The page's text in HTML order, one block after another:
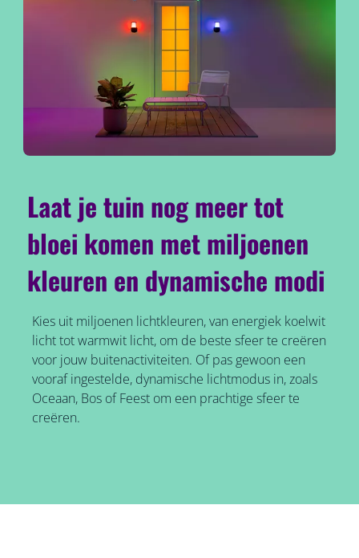
Laat je tuin nog meer tot
bloei komen met miljoenen
kleuren en dynamische modi
Kies uit miljoenen lichtkleuren, van energiek koelwit
licht tot warmwit licht, om de beste sfeer te creëren
voor jouw buitenactiviteiten. Of pas gewoon een
vooraf ingestelde, dynamische lichtmodus in, zoals
Oceaan, Bos of Feest om een prachtige sfeer te
creëren.